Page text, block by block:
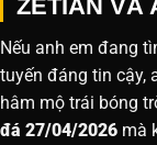
ZETIAN VÀ
Nếu anh em đang
tuyến đáng tin cậy,
hâm mộ trái bóng
đá 27/04/2026 mà